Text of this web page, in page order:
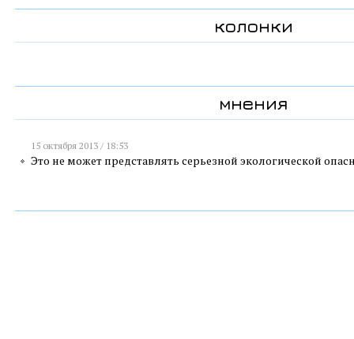
колонки
мнения
15 октября 2013 / 18:53
Это не может представлять серьезной экологической